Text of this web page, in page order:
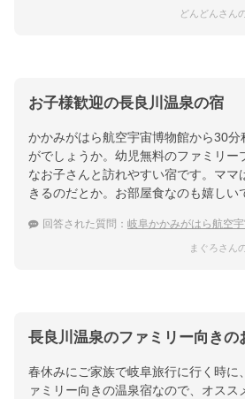
どんどんさん
お子様歓迎の長良川温泉の宿
かかみがはら航空宇宙博物館から30
がでしょうか。幼児無料のファミリー
なお子さんと訪れやすい宿です。ママ
きるのだとか。お部屋食なのも嬉しい
回答された質問： 岐阜かかみがはら航空宇宙博物館周
まぐろさん
長良川温泉のファミリー向きの
春休みにご家族で岐阜旅行に行く時に
ァミリー向きの温泉宿なので、オスス